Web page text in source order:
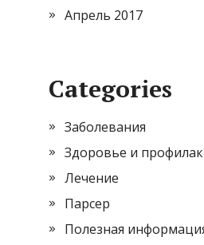
Апрель 2017
Categories
Заболевания
Здоровье и
Лечение
Парсер
Полезная